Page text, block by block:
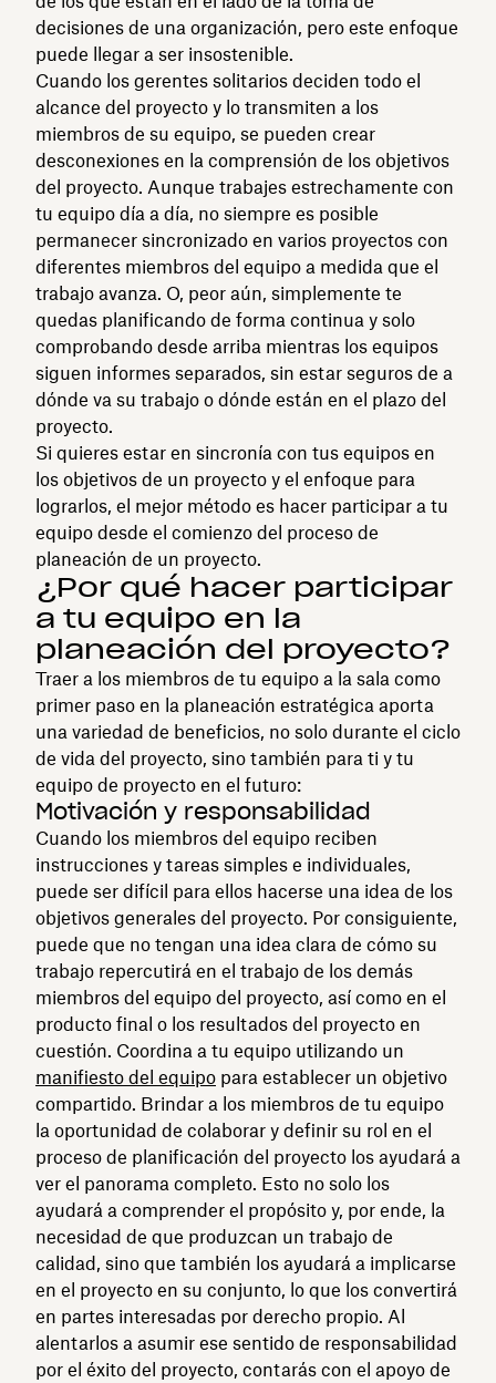
decisiones de una organización, pero este enfoque
puede llegar a ser insostenible.
Cuando los gerentes solitarios deciden todo el
alcance del proyecto y lo transmiten a los
miembros de su equipo, se pueden crear
desconexiones en la comprensión de los objetivos
del proyecto. Aunque trabajes estrechamente con
tu equipo día a día, no siempre es posible
permanecer sincronizado en varios proyectos con
diferentes miembros del equipo a medida que el
trabajo avanza. O, peor aún, simplemente te
quedas planificando de forma continua y solo
comprobando desde arriba mientras los equipos
siguen informes separados, sin estar seguros de a
dónde va su trabajo o dónde están en el plazo del
proyecto.
Si quieres estar en sincronía con tus equipos en
los objetivos de un proyecto y el enfoque para
lograrlos, el mejor método es hacer participar a tu
equipo desde el comienzo del proceso de
planeación de un proyecto.
¿Por qué hacer participar
a tu equipo en la
planeación del proyecto?
Traer a los miembros de tu equipo a la sala como
primer paso en la planeación estratégica aporta
una variedad de beneficios, no solo durante el ciclo
de vida del proyecto, sino también para ti y tu
equipo de proyecto en el futuro:
Motivación y responsabilidad
Cuando los miembros del equipo reciben
instrucciones y tareas simples e individuales,
puede ser difícil para ellos hacerse una idea de los
objetivos generales del proyecto. Por consiguiente,
puede que no tengan una idea clara de cómo su
trabajo repercutirá en el trabajo de los demás
miembros del equipo del proyecto, así como en el
producto final o los resultados del proyecto en
cuestión. Coordina a tu equipo utilizando un
manifiesto del equipo para establecer un objetivo
compartido. Brindar a los miembros de tu equipo
la oportunidad de colaborar y definir su rol en el
proceso de planificación del proyecto los ayudará a
ver el panorama completo. Esto no solo los
ayudará a comprender el propósito y, por ende, la
necesidad de que produzcan un trabajo de
calidad, sino que también los ayudará a implicarse
en el proyecto en su conjunto, lo que los convertirá
en partes interesadas por derecho propio. Al
alentarlos a asumir ese sentido de responsabilidad
por el éxito del proyecto, contarás con el apoyo de